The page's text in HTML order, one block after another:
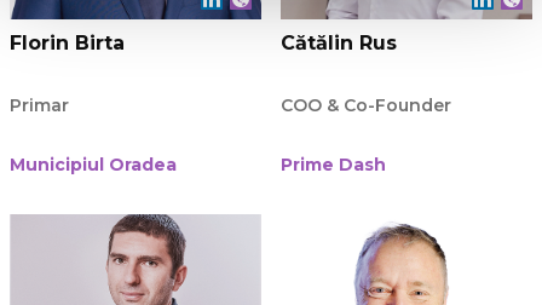
Florin Birta
Primar
Municipiul Oradea
Cătălin Rus
COO & Co-Founder
Prime Dash